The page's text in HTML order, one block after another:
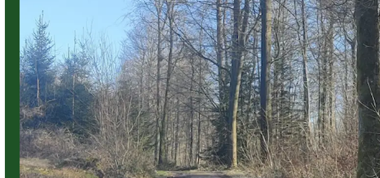
Overnatning
Oplevelser
Spis & drik
Det sker
Åbningstider